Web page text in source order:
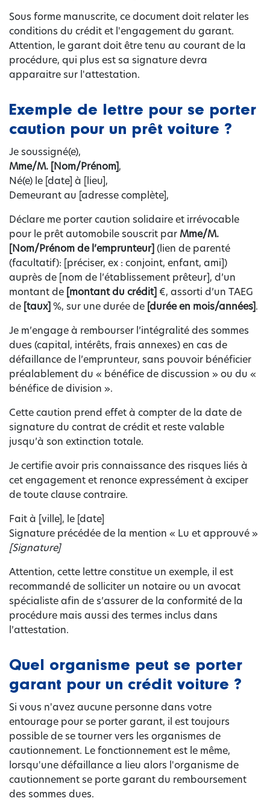
Sous forme manuscrite, ce document doit relater les
conditions du crédit et l'engagement du garant.
Attention, le garant doit être tenu au courant de la
procédure, qui plus est sa signature devra
apparaitre sur l'attestation.
Exemple de lettre pour se porter
caution pour un prêt voiture ?
Je soussigné(e),
Mme/M. [Nom/Prénom],
Né(e) le [date] à [lieu],
Demeurant au [adresse complète],
Déclare me porter caution solidaire et irrévocable
pour le prêt automobile souscrit parMme/M.
[Nom/Prénom de l’emprunteur](lien de parenté
(facultatif): [préciser, ex : conjoint, enfant, ami])
auprès de [nom de l’établissement prêteur], d’un
montant de [montant du crédit]€, assorti d’un TAEG
de [taux]%, sur une durée de [durée en mois/années].
Je m’engage à rembourser l’intégralité des sommes
dues (capital, intérêts, frais annexes) en cas de
défaillance de l’emprunteur, sans pouvoir bénéficier
préalablement du « bénéfice de discussion » ou du «
bénéfice de division ».
Cette caution prend effet à compter de la date de
signature du contrat de crédit et reste valable
jusqu’à son extinction totale.
Je certifie avoir pris connaissance des risques liés à
cet engagement et renonce expressément à exciper
de toute clause contraire.
Fait à [ville], le [date]
Signature précédée de la mention « Lu et approuvé »
[Signature]
Attention, cette lettre constitue un exemple, il est
recommandé de solliciter un notaire ou un avocat
spécialiste afin de s’assurer de la conformité de la
procédure mais aussi des termes inclus dans
l’attestation.
Quel organisme peut se porter
garant pour un crédit voiture ?
Si vous n'avez aucune personne dans votre
entourage pour se porter garant, il est toujours
possible de se tourner vers les organismes de
cautionnement. Le fonctionnement est le même,
lorsqu'une défaillance a lieu alors l'organisme de
cautionnement se porte garant du remboursement
des sommes dues.